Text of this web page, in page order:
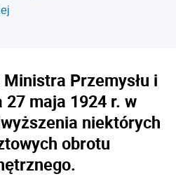
Przemysłu i
27 maja 1924 r. w
niektórych
obrotu